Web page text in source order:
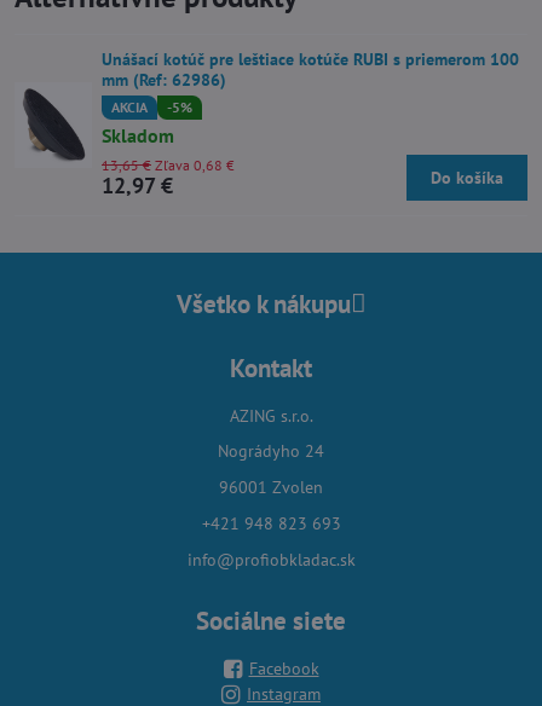
Unášací kotúč pre leštiace kotúče RUBI s priemerom 100
mm (Ref: 62986)
AKCIA -5%
Skladom
12,97 €
13,65 € Zľava 0,68 €
Do košíka
Všetko k nákupu
Kontakt
AZING s.r.o.
Nográdyho 24
96001 Zvolen
+421 948 823 693
info@profiobkladac.sk
Sociálne siete
Facebook
Instagram